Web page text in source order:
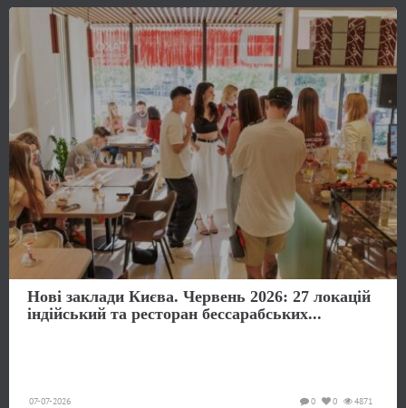
Нові заклади Києва. Червень 2026: 27 локацій
індійський та ресторан бессарабських...
07-07-2026 4871
0
0